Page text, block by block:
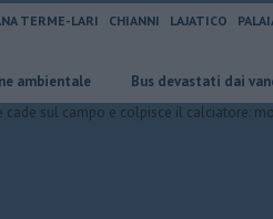
TERME-LARI CHIANNI LAJATICO
Bus devastati dai vandali, "a